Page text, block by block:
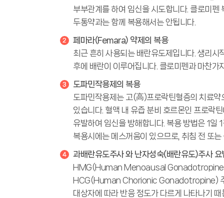
부부관계를 하여 임신을 시도합니다. 클로미
두통약과는 함께 복용해서는 안됩니다.
페마라(Femara) 약제의 복용
최근 흔히 사용되는 배란유도제입니다. 생리
후에 배란이 이루어집니다. 클로미펜과 마찬
도파민작용제의 복용
도파민작용제는 고(高)프로락틴혈증의 치
있습니다. 혈액 내 유즙 분비 호르몬인 프로락
유발하여 임신을 방해합니다. 복용 방법은 1일
복용시에는 메스꺼움이 있으므로, 취침 전 또
과배란유도주사 와 난자성숙(배란유도)주사 요
HMG(Human Menoausal Gonadotropine)
HCG(Human Chorionic Gonadotropine) 주
대상자에 따라 반응 정도가 다르게 나타나기